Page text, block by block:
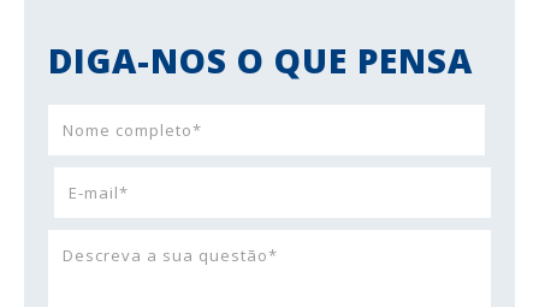
DIGA-NOS O QUE PENSA